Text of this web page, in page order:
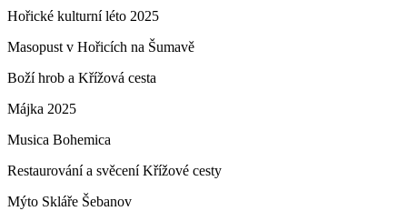
Hořické kulturní léto 2025
Masopust v Hořicích na Šumavě
Boží hrob a Křížová cesta
Májka 2025
Musica Bohemica
Restaurování a svěcení Křížové cesty
Mýto Skláře Šebanov